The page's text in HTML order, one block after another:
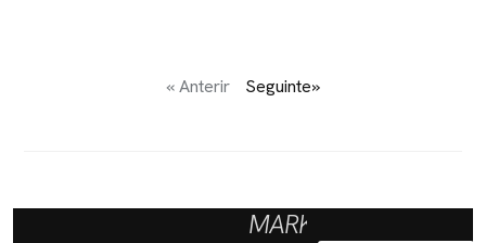
« Anterir Seguinte»
MARKETING